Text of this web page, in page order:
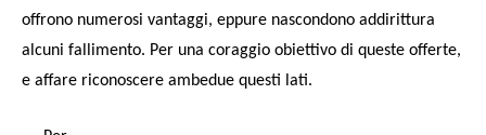
offrono numerosi vantaggi, eppure nascondono addirittura
alcuni fallimento. Per una coraggio obiettivo di queste offerte,
e affare riconoscere ambedue questi lati.